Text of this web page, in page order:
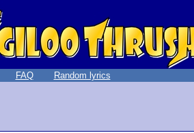
FAQ Random lyrics